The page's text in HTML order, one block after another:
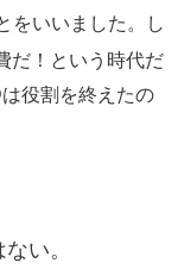
をいいました。し
だ！という時代だ
役割を終えたの
い。